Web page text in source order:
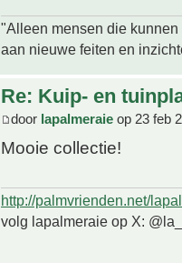
"Alleen mensen die
aan nieuwe feiten en
Re: Kuip- en
door lapalmeraie op 23 feb
Mooie collectie!
http://palmvrienden.net/
volg lapalmeraie op X: